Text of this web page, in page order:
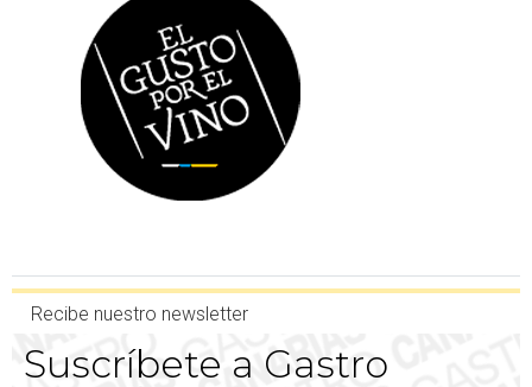
Recibe nuestro newsletter
Suscríbete a Gastro